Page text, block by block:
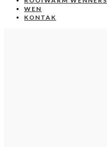
WEN
KONTAK